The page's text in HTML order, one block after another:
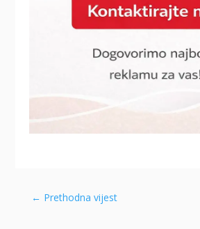
← Prethodna vijest